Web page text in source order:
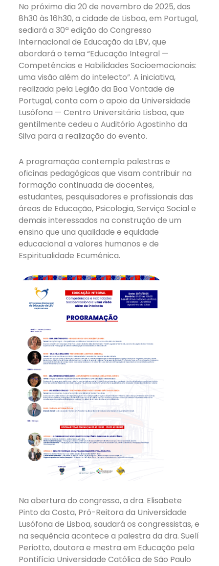
No próximo dia 20 de novembro de 2025, das
8h30 às 16h30, a cidade de Lisboa, em Portugal,
sediará a 30ª edição do Congresso
Internacional de Educação da LBV, que
abordará o tema “Educação Integral —
Competências e Habilidades Socioemocionais:
uma visão além do intelecto”. A iniciativa,
realizada pela Legião da Boa Vontade de
Portugal, conta com o apoio da Universidade
Lusófona — Centro Universitário Lisboa, que
gentilmente cedeu o Auditório Agostinho da
Silva para a realização do evento.
A programação contempla palestras e
oficinas pedagógicas que visam contribuir na
formação continuada de docentes,
estudantes, pesquisadores e profissionais das
áreas de Educação, Psicologia, Serviço Social e
demais interessados na construção de um
ensino que una qualidade e equidade
educacional a valores humanos e de
Espiritualidade Ecuménica.
Na abertura do congresso, a dra. Elisabete
Pinto da Costa, Pró-Reitora da Universidade
Lusófona de Lisboa, saudará os congressistas, e
na sequência acontece a palestra da dra. Suelí
Periotto, doutora e mestra em Educação pela
Pontifícia Universidade Católica de São Paulo